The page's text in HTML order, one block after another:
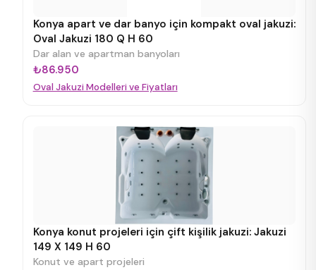
Konya apart ve dar banyo için kompakt oval jakuzi:
Oval Jakuzi 180 Q H 60
Dar alan ve apartman banyoları
₺86.950
Oval Jakuzi Modelleri ve Fiyatları
Konya konut projeleri için çift kişilik jakuzi: Jakuzi
149 X 149 H 60
Konut ve apart projeleri